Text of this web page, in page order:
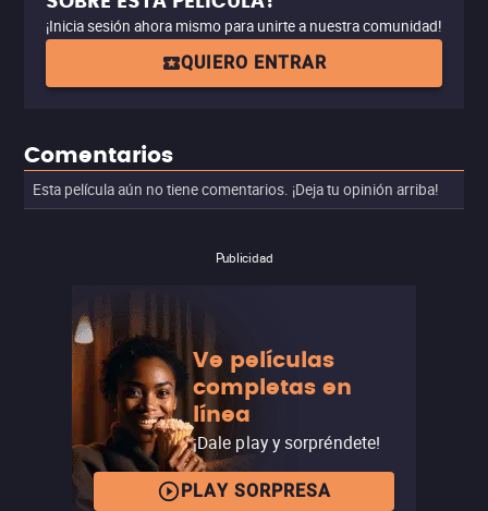
¡Inicia sesión ahora mismo para unirte a nuestra comunidad!
QUIERO ENTRAR
Comentarios
Esta película aún no tiene comentarios. ¡Deja tu opinión arriba!
Publicidad
Ve películas
completas en
línea
¡Dale play y sorpréndete!
PLAY SORPRESA